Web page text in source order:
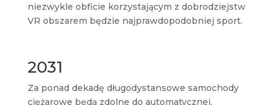
niezwykle obficie korzystającym z dobrodziejstw
VR obszarem będzie najprawdopodobniej sport.
2031
Za ponad dekadę długodystansowe samochody
ciężarowe będą zdolne do automatycznej,